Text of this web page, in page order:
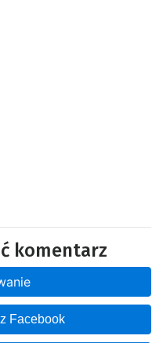
komentarz
Facebook